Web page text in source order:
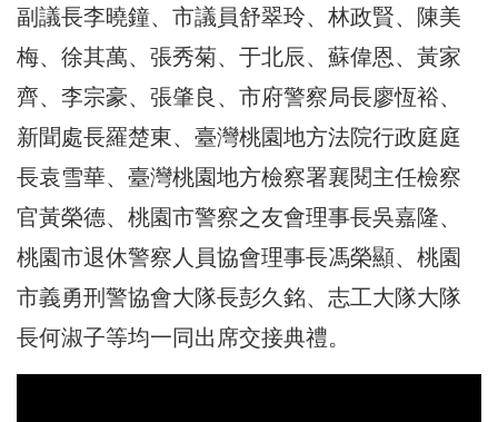
副議長李曉鐘、市議員舒翠玲、林政賢、陳美
梅、徐其萬、張秀菊、于北辰、蘇偉恩、黃家
齊、李宗豪、張肇良、市府警察局長廖恆裕、
新聞處長羅楚東、臺灣桃園地方法院行政庭庭
長袁雪華、臺灣桃園地方檢察署襄閱主任檢察
官黃榮德、桃園市警察之友會理事長吳嘉隆、
桃園市退休警察人員協會理事長馮榮顯、桃園
市義勇刑警協會大隊長彭久銘、志工大隊大隊
長何淑子等均一同出席交接典禮。